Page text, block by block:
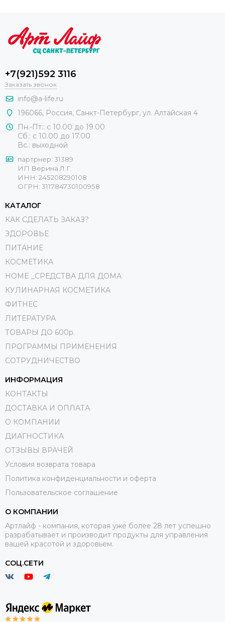
+7(921)592 3116
Заказать звонок
info@a-life.ru
196066, Россия, Санкт-Петербург, ул. Алтайская 4
Пн.-Пт.: с 10.00 до 19.00
Сб.: с 10.00 до 17.00
Вс.: выходной
партрнер: 31389
ИП Верина Л.Г.
ИНН: 245208290108
ОГРН: 311784730100958
КАТАЛОГ
КАК СДЕЛАТЬ ЗАКАЗ?
ЗДОРОВЬЕ
ПИТАНИЕ
КОСМЕТИКА
HOME _СРЕДСТВА ДЛЯ ДОМА
КУЛИНАРНАЯ КОСМЕТИКА
ФИТНЕС
ЛИТЕРАТУРА
ТОВАРЫ ДО 600р.
ПРОГРАММЫ ПРИМЕНЕНИЯ
СОТРУДНИЧЕСТВО
ИНФОРМАЦИЯ
КОНТАКТЫ
ДОСТАВКА И ОПЛАТА
О КОМПАНИИ
ДИАГНОСТИКА
ОТЗЫВЫ ВРАЧЕЙ
Условия возврата товара
Политика конфиденциальности и оферта
Пользовательское соглашение
О КОМПАНИИ
Артлайф - компания, которая уже более 28 лет успешно
разрабатывает и производит продукты для управления
вашей красотой и здоровьем.
СОЦ.СЕТИ